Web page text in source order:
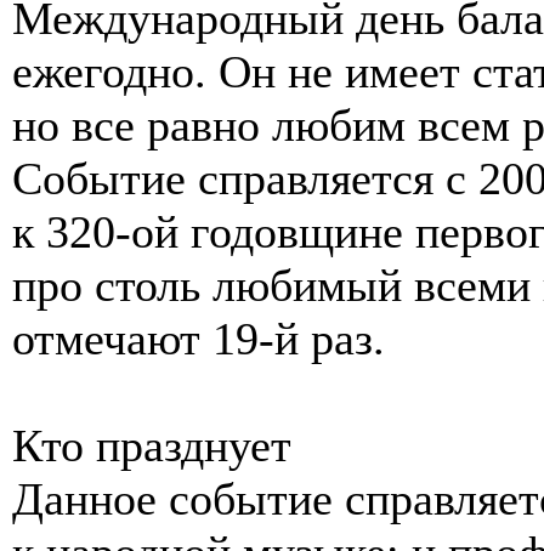
Международный день
ежегодно. Он не имеет
но все равно любим всем
Событие справляется с
к 320-ой годовщине
про столь любимый всеми
отмечают 19-й раз.
Кто празднует
Данное событие